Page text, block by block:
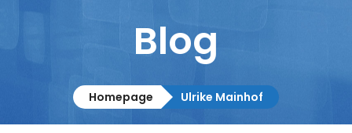
Columnistas
Contacto
Blog
Homepage Ulrike Mainhof